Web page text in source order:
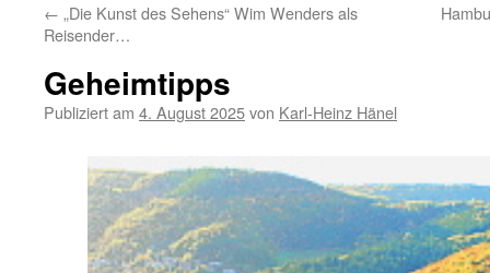
springen
← „Die Kunst des Sehens“ Wim Wenders als
Reisender…
Geheimtipps
Publiziert am 4. August 2025von Karl-Heinz Hänel